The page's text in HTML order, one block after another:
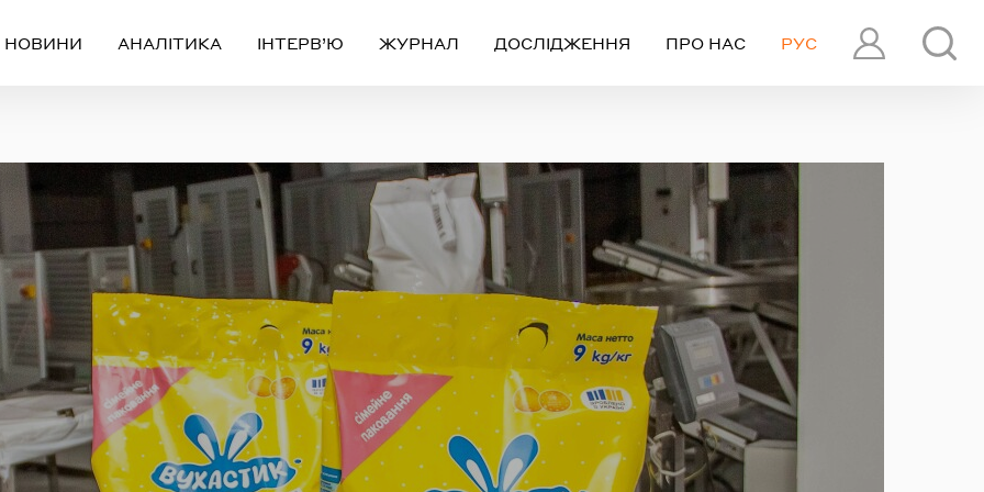
ПРОФІЛЬ
РУС
НОВИНИ АНАЛІТИКА ІНТЕРВ’Ю ЖУРНАЛ ДОСЛІДЖЕННЯ ПРО НАС
Реєстрація
ЧЕРЕЗ СОЦІАЛЬНІ МЕРЕЖІ
FACEBOOK GOOGLE
АБО